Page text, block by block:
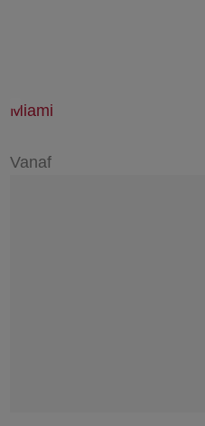
Miami
Vanaf